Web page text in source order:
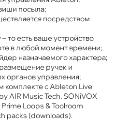
посыла;
посредством
то есть ваше устройство
в любой момент времени;
назначаемого характера;
ручек и
органов управления;
комплекте с Ableton Live
AIR Music Tech, SONiVOX
Prime Loops & Toolroom
packs (downloads).